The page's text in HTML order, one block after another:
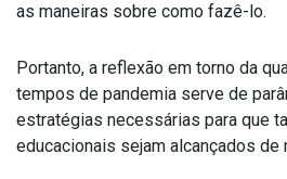
as maneiras sobre como fazê-lo.
Portanto, a reflexão em torno da
tempos de pandemia serve de
estratégias necessárias para que
educacionais sejam alcançados de